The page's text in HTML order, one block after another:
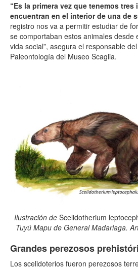
“Es la primera vez que tenemos
encuentran en el interior de una de
registro nos va a permitir estudiar de
se comportaban estos animales desde
vida social”, asegura el responsable
Paleontología del Museo Scaglia.
Ilustración de Scelidotherium
Tuyú Mapu de General Madariaga.
Grandes perezosos
Los scelidoterios fueron perezosos